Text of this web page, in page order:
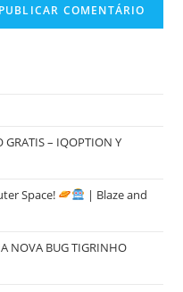
GRATIS – IQOPTION Y
Space!
| Blaze and
NOVA BUG TIGRINHO